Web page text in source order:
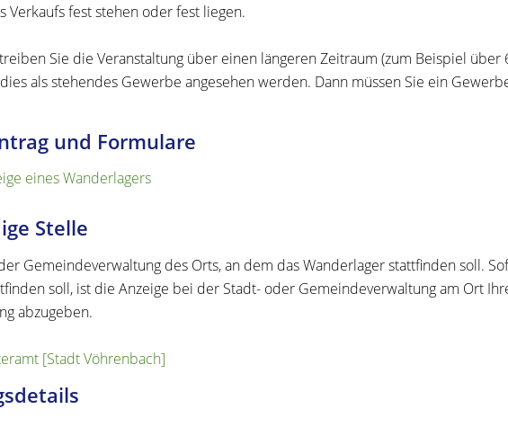
Verkaufs fest stehen oder fest liegen.
Sie die Veranstaltung über einen längeren Zeitraum (zum Beispiel über
als stehendes Gewerbe angesehen werden. Dann müssen Sie ein
und Formulare
eines Wanderlagers
Stelle
Gemeindeverwaltung des Orts, an dem das Wanderlager stattfinden soll.
soll, ist die Anzeige bei der Stadt- oder Gemeindeverwaltung am Ort
abzugeben.
[Stadt Vöhrenbach]